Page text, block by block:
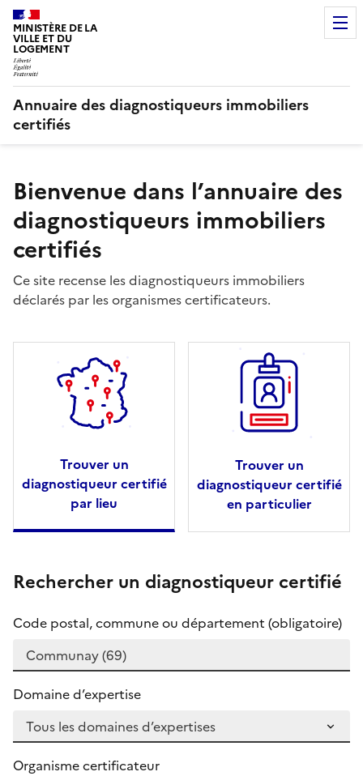
MINISTÈRE DE LA
VILLE ET DU
LOGEMENT
Annuaire des diagnostiqueurs immobiliers
certifiés
Bienvenue dans l’annuaire des
diagnostiqueurs immobiliers
certifiés
Ce site recense les diagnostiqueurs immobiliers
déclarés par les organismes certificateurs.
Trouver un
diagnostiqueur certifié
par lieu
Trouver un
diagnostiqueur certifié
en particulier
Rechercher un diagnostiqueur certifié
Code postal, commune ou département (obligatoire)
Domaine d’expertise
Organisme certificateur